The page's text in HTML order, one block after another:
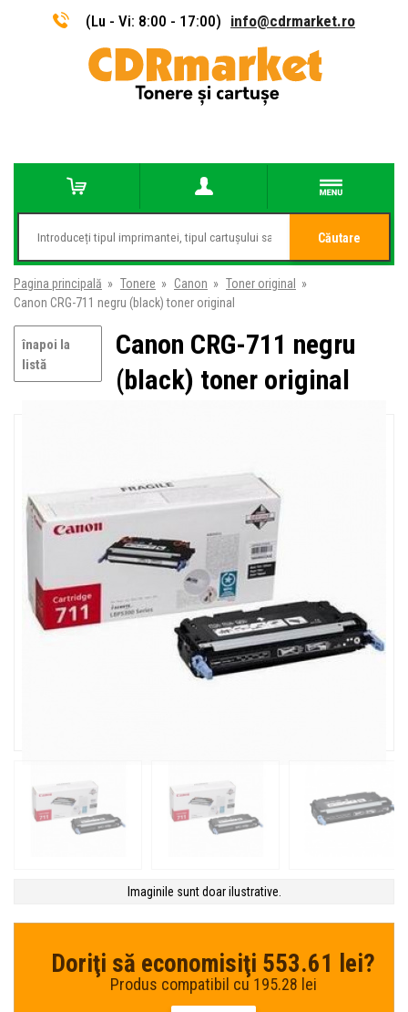
(Lu - Vi: 8:00 - 17:00) info@cdrmarket.ro
Căutare
Pagina principală » Tonere » Canon » Toner original
»
Canon CRG-711 negru (black) toner original
înapoi la
listă
Canon CRG-711 negru
(black) toner original
Imaginile sunt doar ilustrative.
Doriţi să economisiţi 553.61 lei?
Produs compatibil cu 195.28 lei